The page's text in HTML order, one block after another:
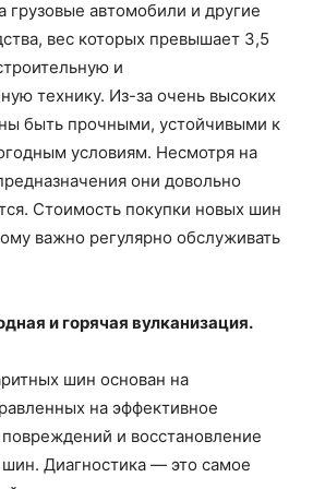
грузовые автомобили и другие
вес которых превышает 3,5
и
технику. Из-за очень высоких
быть прочными, устойчивыми к
условиям. Несмотря на
они довольно
Стоимость покупки новых шин
важно регулярно обслуживать
и горячая вулканизация.
шин основан на
на эффективное
и восстановление
шин. Диагностика — это самое